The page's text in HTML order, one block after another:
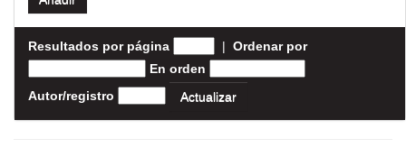
Resultados por página | Ordenar por
En orden
Autor/registro